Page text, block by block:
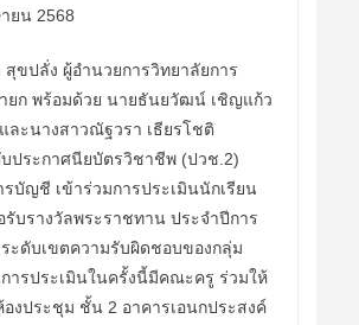
ยน 2568
ขปลั่ง ผู้อำนวยการวิทยาลัยการ
ยก พร้อมด้วย นายธันยวัฒน์ เชิญแก้ว
ละนางสาวณัฐวรา เธียรโชติ
ประกาศนียบัตรวิชาชีพ (ปวช.2)
บัญชี เข้าร่วมการประเมินนักเรียน
รับรางวัลพระราชทาน ประจำปีการ
ะดับเขตความรับผิดชอบของกลุ่ม
ารประเมินในครั้งนี้มีคณะครู ร่วมให้
งประชุม ชั้น 2 อาคารเอนกประสงค์